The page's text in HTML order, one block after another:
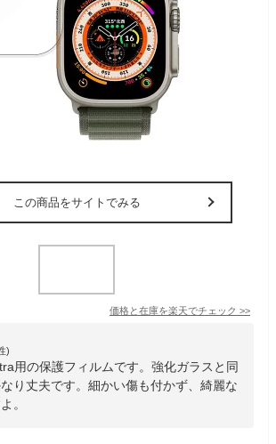
この商品をサイトでみる
価格と在庫を楽天でチェック >>
)
用の保護フィルムです。強化ガラスと同
り丈夫です。細かい傷も付かず、綺麗な
。